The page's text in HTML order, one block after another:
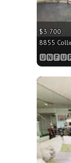
$3 700
8855
More